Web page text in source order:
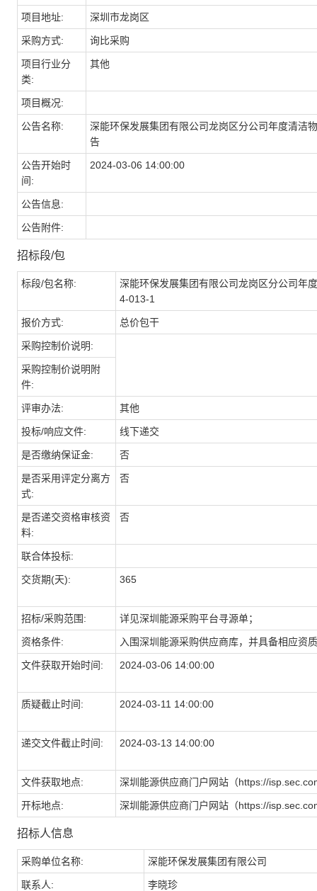
项目地址: 深圳市龙岗区
采购方式: 询比采购
项目行业分
类:
其他
项目概况:
公告名称:
深能环保发展集团有限公司龙岗区分公司年度清洁
告
公告开始时
间:
2024-03-06 14:00:00
公告信息:
公告附件:
招标段/包
标段/包名称:
深能环保发展集团有限公司龙岗区分公司年
4-013-1
报价方式: 总价包干
采购控制价说明:
采购控制价说明附
件:
评审办法: 其他
投标/响应文件: 线下递交
是否缴纳保证金: 否
是否采用评定分离方
式:
否
是否递交资格审核资
料:
否
联合体投标:
交货期(天): 365
招标/采购范围: 详见深圳能源采购平台寻源单；
资格条件: 入围深圳能源采购供应商库，并具备相应资
文件获取开始时间: 2024-03-06 14:00:00
质疑截止时间: 2024-03-11 14:00:00
递交文件截止时间: 2024-03-13 14:00:00
文件获取地点: 深圳能源供应商门户网站（https://
开标地点: 深圳能源供应商门户网站（https://
招标人信息
采购单位名称: 深能环保发展集团有限公司
联系人: 李晓珍